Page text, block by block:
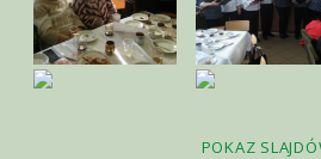
POKAZ